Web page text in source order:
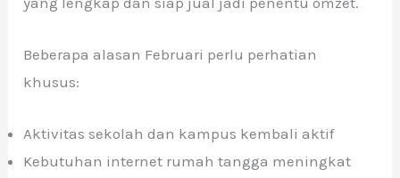
Beberapa alasan Februari perlu perhatian
khusus:
Aktivitas sekolah dan kampus kembali aktif
Kebutuhan internet rumah tangga meningkat